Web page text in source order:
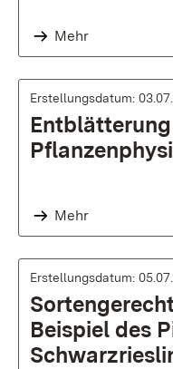
Mehr
Erstellungsdatum:
Mehr
Erstellungsdatum:
Beispiel des